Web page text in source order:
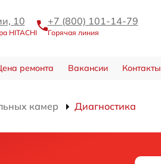
10
HITACHI
+7 (800) 101-14-79
Горячая линия
ремонта Вакансии Контакты
камер Диагностика